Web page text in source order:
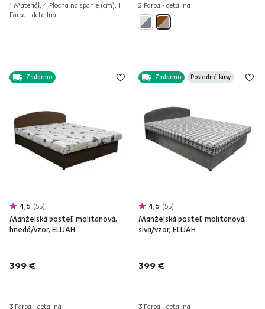
1 Materiál, 4 Plocha na spanie (cm), 1
Farba - detailná
2 Farba - detailná
Zadarmo
4,6 55
Manželská posteľ, molitanová,
hnedá/vzor, ELIJAH
399 €
3 Farba - detailná
Zadarmo Posledné kusy
4,6 55
Manželská posteľ, molitanová,
sivá/vzor, ELIJAH
399 €
3 Farba - detailná